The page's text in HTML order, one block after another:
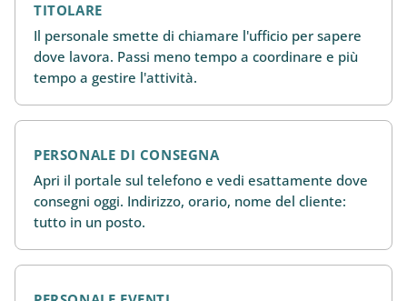
TITOLARE
Il personale smette di chiamare l'ufficio per sapere
dove lavora. Passi meno tempo a coordinare e più
tempo a gestire l'attività.
PERSONALE DI CONSEGNA
Apri il portale sul telefono e vedi esattamente dove
consegni oggi. Indirizzo, orario, nome del cliente:
tutto in un posto.